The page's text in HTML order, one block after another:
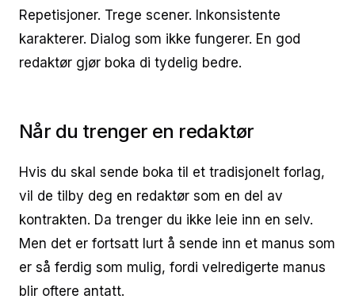
Repetisjoner. Trege scener. Inkonsistente
karakterer. Dialog som ikke fungerer. En god
redaktør gjør boka di tydelig bedre.
Når du trenger en redaktør
Hvis du skal sende boka til et tradisjonelt forlag,
vil de tilby deg en redaktør som en del av
kontrakten. Da trenger du ikke leie inn en selv.
Men det er fortsatt lurt å sende inn et manus som
er så ferdig som mulig, fordi velredigerte manus
blir oftere antatt.